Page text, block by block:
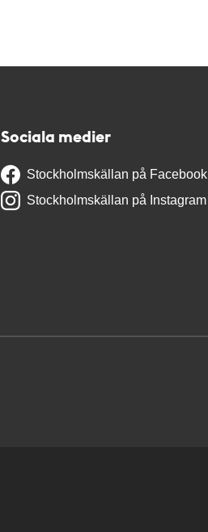
Sociala medier
Stockholmskällan på Facebook
Stockholmskällan på Instagram